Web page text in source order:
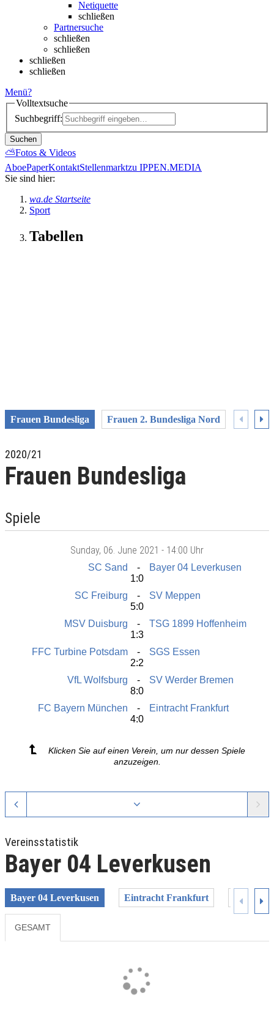
Netiquette
schließen
Partnersuche
schließen
schließen
schließen
schließen
Menü?
Volltextsuche
Suchbegriff:
Suchen
⛅Fotos & Videos
AboePaperKontaktStellenmarktzu IPPEN.MEDIA
Sie sind hier:
wa.de Startseite
Sport
Tabellen
Frauen Bundesliga Frauen 2. Bundesliga Nord Frauen
2020/21
Frauen Bundesliga
Spiele
Sunday, 06. June 2021 - 14:00 Uhr
SC Sand
Bayer 04 Leverkusen
1:0
SC Freiburg
SV Meppen
5:0
MSV Duisburg
TSG 1899 Hoffenheim
1:3
FFC Turbine Potsdam
SGS Essen
2:2
VfL Wolfsburg
SV Werder Bremen
8:0
FC Bayern München
Eintracht Frankfurt
4:0
Klicken Sie auf einen Verein, um nur dessen Spiele
anzuzeigen.
Vereinsstatistik
Bayer 04 Leverkusen
Bayer 04 Leverkusen Eintracht Frankfurt FC
GESAMT